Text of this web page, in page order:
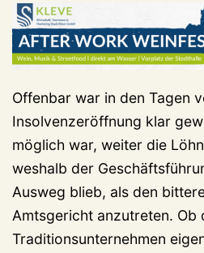
Offenbar war in den Tagen
Insolvenzeröffnung klar
möglich war, weiter die
weshalb der
Ausweg blieb, als den
Amtsgericht anzutreten. Ob
Traditionsunternehmen